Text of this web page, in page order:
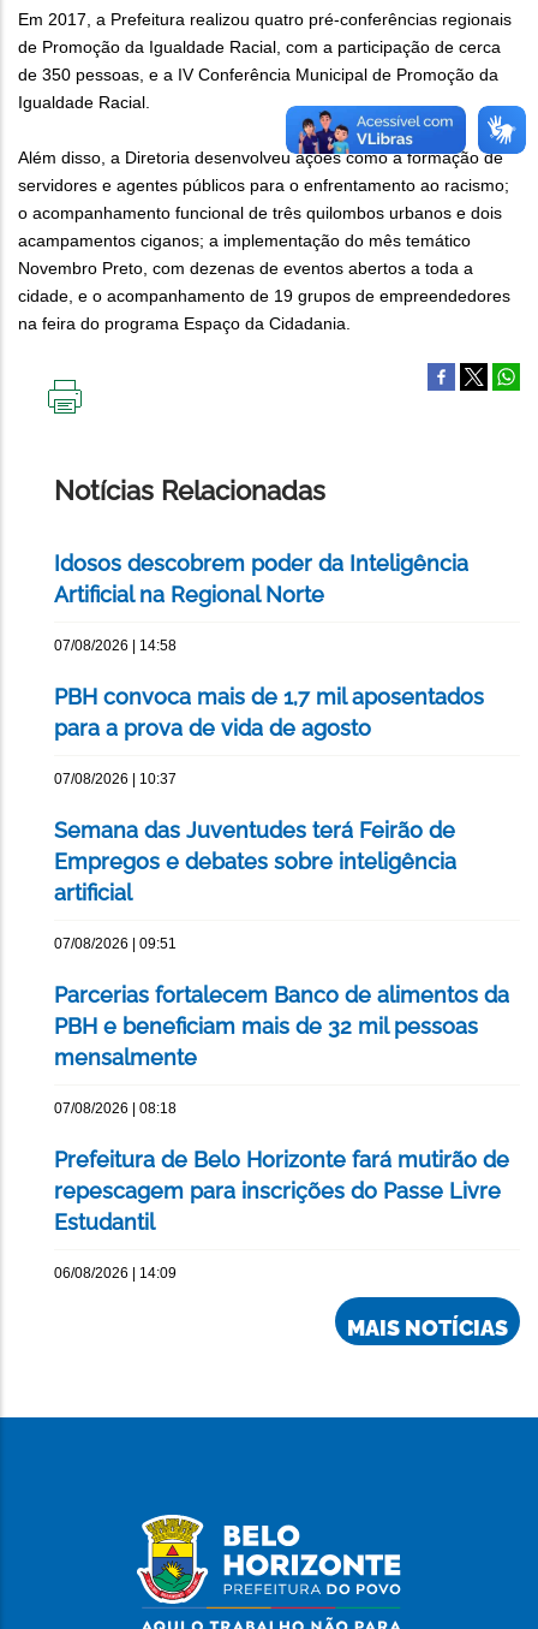
Em 2017, a Prefeitura realizou quatro pré-conferências regionais
de Promoção da Igualdade Racial, com a participação de cerca
de 350 pessoas, e a IV Conferência Municipal de Promoção da
Igualdade Racial.
Além disso, a Diretoria desenvolveu ações como a formação de
servidores e agentes públicos para o enfrentamento ao racismo;
o acompanhamento funcional de três quilombos urbanos e dois
acampamentos ciganos; a implementação do mês temático
Novembro Preto, com dezenas de eventos abertos a toda a
cidade, e o acompanhamento de 19 grupos de empreendedores
na feira do programa Espaço da Cidadania.
Notícias Relacionadas
Idosos descobrem poder da Inteligência
Artificial na Regional Norte
07/08/2026 | 14:58
PBH convoca mais de 1,7 mil aposentados
para a prova de vida de agosto
07/08/2026 | 10:37
Semana das Juventudes terá Feirão de
Empregos e debates sobre inteligência
artificial
07/08/2026 | 09:51
Parcerias fortalecem Banco de alimentos da
PBH e beneficiam mais de 32 mil pessoas
mensalmente
07/08/2026 | 08:18
Prefeitura de Belo Horizonte fará mutirão de
repescagem para inscrições do Passe Livre
Estudantil
06/08/2026 | 14:09
MAIS NOTÍCIAS